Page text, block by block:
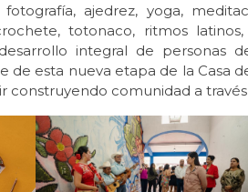
fotografía, ajedrez, yoga,
totonaco, ritmos
integral de personas
de esta nueva etapa de la Casa
construyendo comunidad a